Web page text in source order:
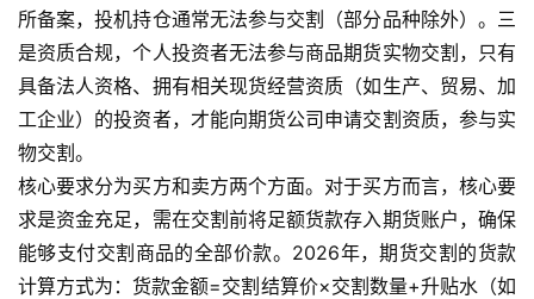
所备案，投机持仓通常无法参与交割（部分品种除外）。三
是资质合规，个人投资者无法参与商品期货实物交割，只有
具备法人资格、拥有相关现货经营资质（如生产、贸易、加
工企业）的投资者，才能向期货公司申请交割资质，参与实
物交割。
核心要求分为买方和卖方两个方面。对于买方而言，核心要
求是资金充足，需在交割前将足额货款存入期货账户，确保
能够支付交割商品的全部价款。2026年，期货交割的货款
计算方式为：货款金额=交割结算价×交割数量+升贴水（如